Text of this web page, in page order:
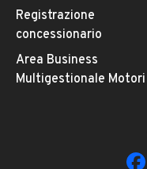
Registrazione
concessionario
Area Business
Multigestionale Motori